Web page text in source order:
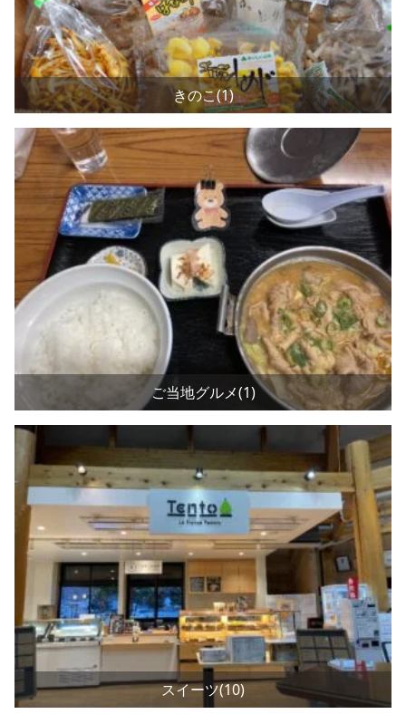
きのこ(1)
ご当地グルメ(1)
スイーツ(10)